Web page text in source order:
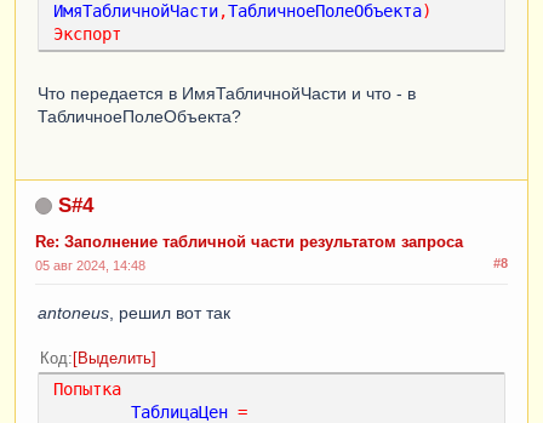
ИмяТабличнойЧасти,ТабличноеПолеОбъекта)
Экспорт
Что передается в ИмяТабличнойЧасти и что - в
ТабличноеПолеОбъекта?
S#4
Re: Заполнение табличной части результатом запроса
#8
05 авг 2024, 14:48
antoneus , решил вот так
Код Выделить
Попытка
ТаблицаЦен =